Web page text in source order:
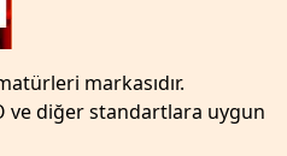
markasıdır.
ve diğer standartlara uygun